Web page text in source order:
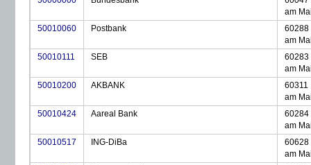
am
50010060
Postbank
60288
am
50010111
SEB
60283
am
50010200
AKBANK
60311
am
50010424
Aareal Bank
60284
am
50010517
ING-DiBa
60628
am